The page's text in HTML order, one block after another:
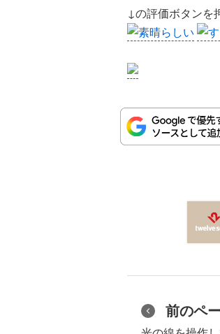
↓の評価ボタンを
前のペ